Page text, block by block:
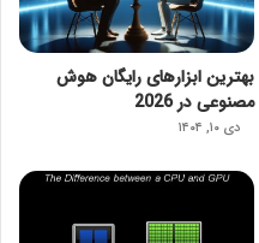
بهترین ابزارهای رایگان هوش
مصنوعی در 2026
دی ۱۰, ۱۴۰۴